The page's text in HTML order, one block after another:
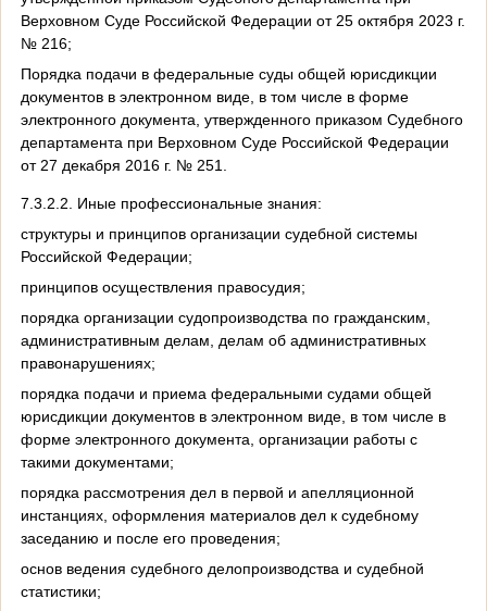
Верховном Суде Российской Федерации от 25 октября 2023 г.
№ 216;
Порядка подачи в федеральные суды общей юрисдикции
документов в электронном виде, в том числе в форме
электронного документа, утвержденного приказом Судебного
департамента при Верховном Суде Российской Федерации
от 27 декабря 2016 г. № 251.
7.3.2.2. Иные профессиональные знания:
структуры и принципов организации судебной системы
Российской Федерации;
принципов осуществления правосудия;
порядка организации судопроизводства по гражданским,
административным делам, делам об административных
правонарушениях;
порядка подачи и приема федеральными судами общей
юрисдикции документов в электронном виде, в том числе в
форме электронного документа, организации работы с
такими документами;
порядка рассмотрения дел в первой и апелляционной
инстанциях, оформления материалов дел к судебному
заседанию и после его проведения;
основ ведения судебного делопроизводства и судебной
статистики;